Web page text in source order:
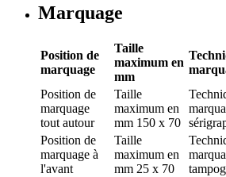
Marquage
Position de
marquage
Taille
maximum en
mm
Position de
marquage
tout autour
Taille
maximum en
mm 150 x 70
Position de
marquage à
l'avant
Taille
maximum en
mm 25 x 70